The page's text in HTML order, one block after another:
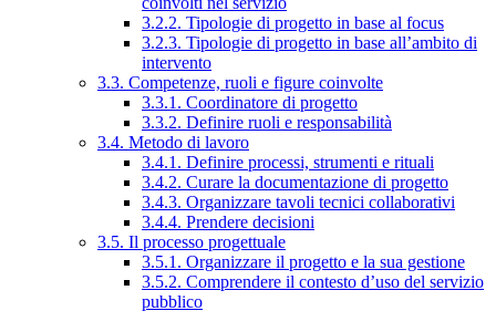
3.2.2. Tipologie di progetto in base al focus
3.2.3. Tipologie di progetto in base all’ambito di
intervento
3.3. Competenze, ruoli e figure coinvolte
3.3.1. Coordinatore di progetto
3.3.2. Definire ruoli e responsabilità
3.4. Metodo di lavoro
3.4.1. Definire processi, strumenti e rituali
3.4.2. Curare la documentazione di progetto
3.4.3. Organizzare tavoli tecnici collaborativi
3.4.4. Prendere decisioni
3.5. Il processo progettuale
3.5.1. Organizzare il progetto e la sua gestione
3.5.2. Comprendere il contesto d’uso del servizio
pubblico